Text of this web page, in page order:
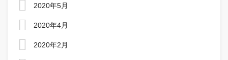
2020年5月
2020年4月
2020年2月